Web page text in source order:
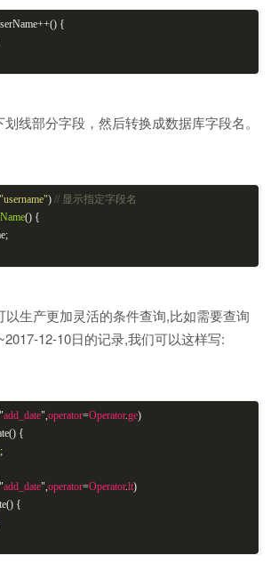
{
线部分字段，然后转换成数据库字段名。
) // 显示指定字段名
() {
以生产更加灵活的条件查询,比如需要查询
12-10日的记录,我们可以这样写:
add_date",operator=Operator.ge)
{
;
add_date",operator=Operator.lt)
{